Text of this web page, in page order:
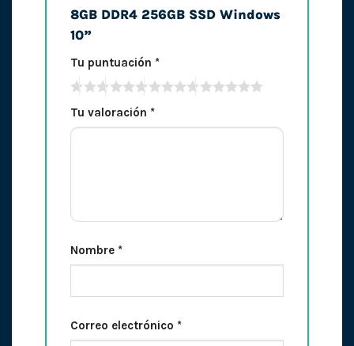
8GB DDR4 256GB SSD Windows
10”
Tu puntuación *
Tu valoración *
Nombre *
Correo electrónico *